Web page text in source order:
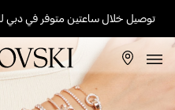
توصيل خلال ساعتين متوفر في دبي